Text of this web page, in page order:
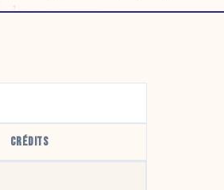
deux mesures.
CRÉDITS